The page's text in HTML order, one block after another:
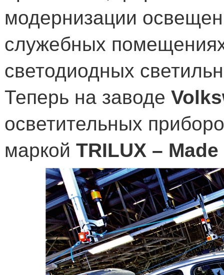
модернизации
служебных
светодиодных
Теперь на заводе
осветительных
маркой TRILUX – Made